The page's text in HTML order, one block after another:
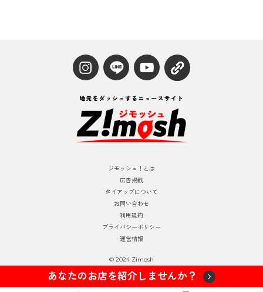
ジモッシュ！とは
広告掲載
タイアップについて
お問い合わせ
利用規約
プライバシーポリシー
運営情報
© 2024 Zimosh
あなたのお店を紹介しませんか？